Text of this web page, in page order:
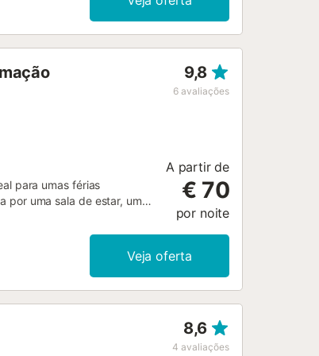
freixos e pinheiros
9,8
6 avaliações
para umas férias
por uma sala de estar, uma
para caminhadas e do
A partir de
€ 70
por noite
Veja oferta
8,6
4 avaliações